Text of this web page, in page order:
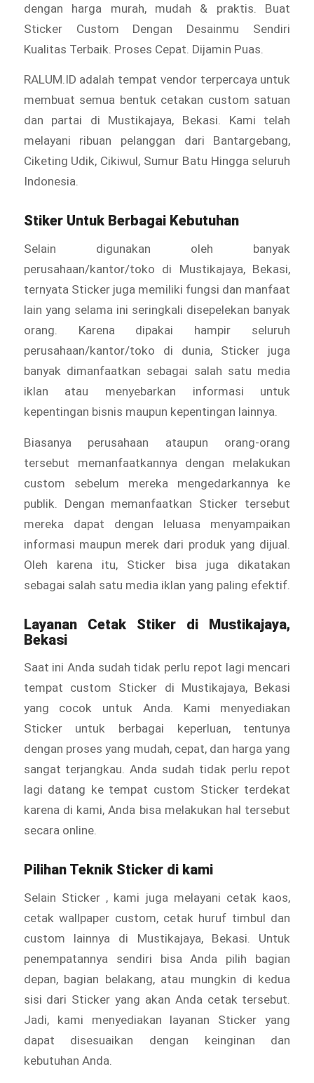
dengan harga murah, mudah & praktis. Buat
Sticker Custom Dengan Desainmu Sendiri
Kualitas Terbaik. Proses Cepat. Dijamin Puas.
RALUM.ID adalah tempat vendor terpercaya untuk
membuat semua bentuk cetakan custom satuan
dan partai di Mustikajaya, Bekasi. Kami telah
melayani ribuan pelanggan dari Bantargebang,
Ciketing Udik, Cikiwul, Sumur Batu Hingga seluruh
Indonesia.
Stiker Untuk Berbagai Kebutuhan
Selain digunakan oleh banyak
perusahaan/kantor/toko di Mustikajaya, Bekasi,
ternyata Sticker juga memiliki fungsi dan manfaat
lain yang selama ini seringkali disepelekan banyak
orang. Karena dipakai hampir seluruh
perusahaan/kantor/toko di dunia, Sticker juga
banyak dimanfaatkan sebagai salah satu media
iklan atau menyebarkan informasi untuk
kepentingan bisnis maupun kepentingan lainnya.
Biasanya perusahaan ataupun orang-orang
tersebut memanfaatkannya dengan melakukan
custom sebelum mereka mengedarkannya ke
publik. Dengan memanfaatkan Sticker tersebut
mereka dapat dengan leluasa menyampaikan
informasi maupun merek dari produk yang dijual.
Oleh karena itu, Sticker bisa juga dikatakan
sebagai salah satu media iklan yang paling efektif.
Layanan Cetak Stiker di Mustikajaya,
Bekasi
Saat ini Anda sudah tidak perlu repot lagi mencari
tempat custom Sticker di Mustikajaya, Bekasi
yang cocok untuk Anda. Kami menyediakan
Sticker untuk berbagai keperluan, tentunya
dengan proses yang mudah, cepat, dan harga yang
sangat terjangkau. Anda sudah tidak perlu repot
lagi datang ke tempat custom Sticker terdekat
karena di kami, Anda bisa melakukan hal tersebut
secara online.
Pilihan Teknik Sticker di kami
Selain Sticker , kami juga melayani cetak kaos,
cetak wallpaper custom, cetak huruf timbul dan
custom lainnya di Mustikajaya, Bekasi. Untuk
penempatannya sendiri bisa Anda pilih bagian
depan, bagian belakang, atau mungkin di kedua
sisi dari Stickeryang akan Anda cetak tersebut.
Jadi, kami menyediakan layanan Sticker yang
dapat disesuaikan dengan keinginan dan
kebutuhan Anda.